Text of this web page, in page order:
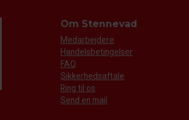
Om Stennevad
Medarbejdere
Handelsbetingelser
FAQ
Sikkerhedsaftale
Ring til os
Send en mail